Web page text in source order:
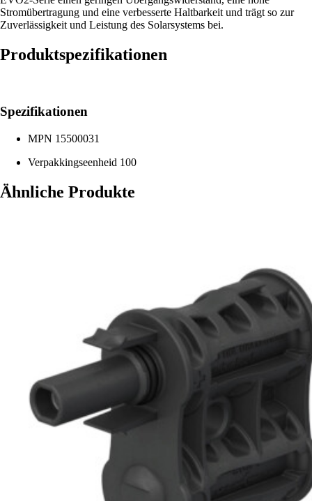
Stromübertragung und eine verbesserte Haltbarkeit und trägt so zur
Zuverlässigkeit und Leistung des Solarsystems bei.
Produktspezifikationen
Spezifikationen
MPN 15500031
Verpakkingseenheid 100
Ähnliche Produkte